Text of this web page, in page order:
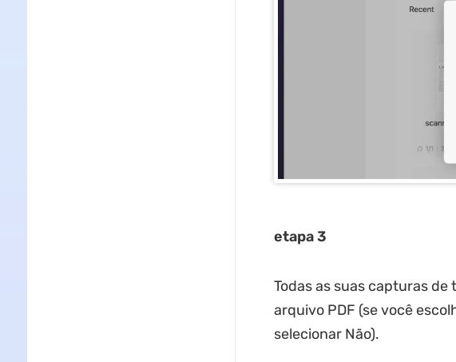
etapa 3
Todas as suas capturas de
arquivo PDF (se você
selecionar Não).